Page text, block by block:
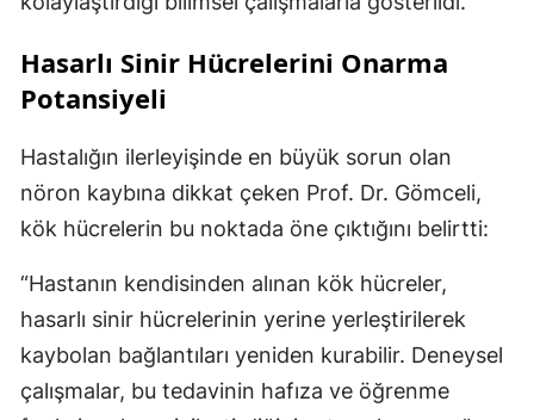
Hasarlı Sinir Hücrelerini Onarma
Potansiyeli
Hastalığın ilerleyişinde en büyük sorun olan
nöron kaybına dikkat çeken Prof. Dr. Gömceli,
kök hücrelerin bu noktada öne çıktığını belirtti:
“Hastanın kendisinden alınan kök hücreler,
hasarlı sinir hücrelerinin yerine yerleştirilerek
kaybolan bağlantıları yeniden kurabilir. Deneysel
çalışmalar, bu tedavinin hafıza ve öğrenme